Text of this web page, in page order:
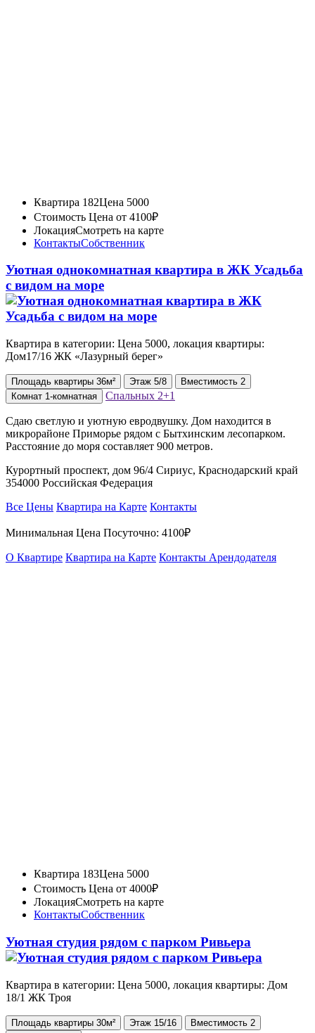
Квартира 182Цена 5000
Стоимость Цена от 4100₽
ЛокацияСмотреть на карте
КонтактыСобственник
Уютная однокомнатная квартира в ЖК Усадьба
с видом на море
Квартира в категории: Цена 5000, локация квартиры:
Дом17/16 ЖК «Лазурный берег»
Площадь квартиры 36м² Этаж 5/8 Вместимость 2
Комнат 1-комнатная Спальных 2+1
Сдаю светлую и уютную евродвушку. Дом находится в
микрорайоне Приморье рядом с Бытхинским лесопарком.
Расстояние до моря составляет 900 метров.
Курортный проспект, дом 96/4 Сириус, Краснодарский край
354000 Российская Федерация
Все Цены Квартира на Карте Контакты
Минимальная Цена Посуточно: 4100₽
О Квартире Квартира на Карте Контакты Арендодателя
Квартира 183Цена 5000
Стоимость Цена от 4000₽
ЛокацияСмотреть на карте
КонтактыСобственник
Уютная студия рядом с парком Ривьера
Квартира в категории: Цена 5000, локация квартиры: Дом
18/1 ЖК Троя
Площадь квартиры 30м² Этаж 15/16 Вместимость 2